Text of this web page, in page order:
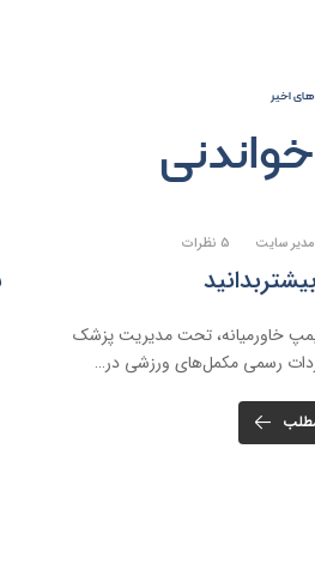
اخیر
مدیر سایت 5 نظرات
خاورمیانه، تحت مدیریت پزشک
رسمی مکمل‌های ورزشی در…